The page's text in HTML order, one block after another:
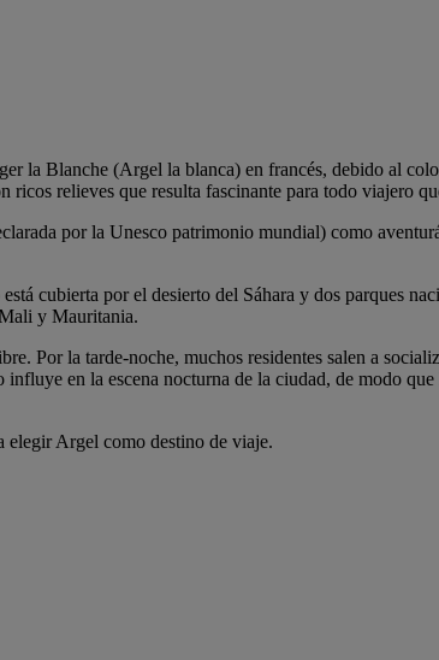
la Blanche (Argel la blanca) en francés, debido al
relieves que resulta fascinante para todo viajero
por la Unesco patrimonio mundial) como
cubierta por el desierto del Sáhara y dos parques
y Mauritania.
Por la tarde-noche, muchos residentes salen a
en la escena nocturna de la ciudad, de modo
elegir Argel como destino de viaje.